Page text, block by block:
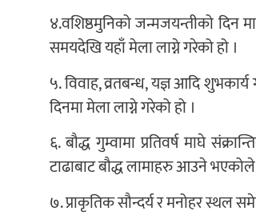
४.वशिष्ठमुनिको जन्मजयन्तीको दिन
समयदेखि यहाँ मेला लाग्ने गरेको हो ।
५. विवाह, व्रतबन्ध, यज्ञ आदि
दिनमा मेला लाग्ने गरेको हो ।
६. बौद्ध गुम्वामा प्रतिवर्ष माघे
टाढाबाट बौद्ध लामाहरु आउने भएकोले
७. प्राकृतिक सौन्दर्य र मनोहर स्थल